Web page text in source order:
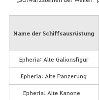
Name der Schiffsausrüstung
Epheria: Alte Galionsfigur
Epheria: Alte Panzerung
Epheria: Alte Kanone